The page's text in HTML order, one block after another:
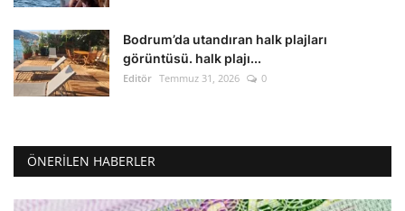
Bodrum’da utandıran halk plajları
görüntüsü. halk plajı...
Editör Temmuz 31, 2026 0
ÖNERILEN HABERLER